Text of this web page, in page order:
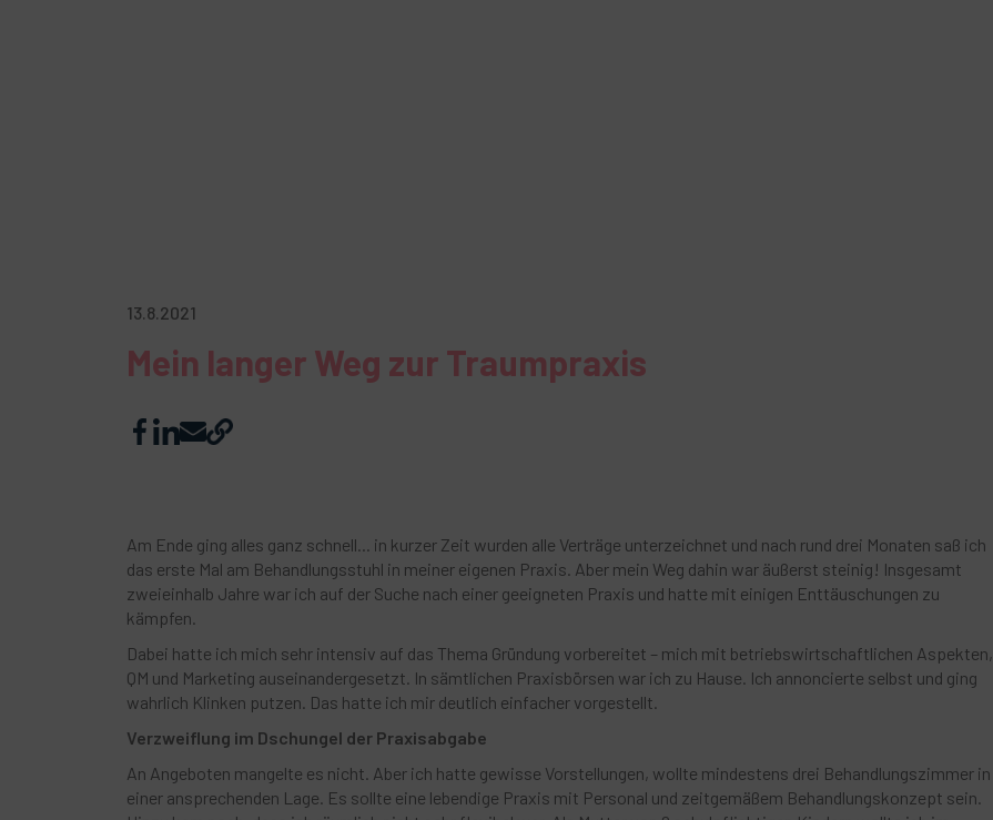
13.8.2021
Mein langer Weg zur Traumpraxis
Am Ende ging alles ganz schnell... in kurzer Zeit wurden alle Verträge unterzeichnet und nach rund drei Monaten saß ich
das erste Mal am Behandlungsstuhl in meiner eigenen Praxis. Aber mein Weg dahin war äußerst steinig! Insgesamt
zweieinhalb Jahre war ich auf der Suche nach einer geeigneten Praxis und hatte mit einigen Enttäuschungen zu
kämpfen.
Dabei hatte ich mich sehr intensiv auf das Thema Gründung vorbereitet – mich mit betriebswirtschaftlichen Aspekten,
QM und Marketing auseinandergesetzt. In sämtlichen Praxisbörsen war ich zu Hause. Ich annoncierte selbst und ging
wahrlich Klinken putzen. Das hatte ich mir deutlich einfacher vorgestellt.
Verzweiflung im Dschungel der Praxisabgabe
An Angeboten mangelte es nicht. Aber ich hatte gewisse Vorstellungen, wollte mindestens drei Behandlungszimmer in
einer ansprechenden Lage. Es sollte eine lebendige Praxis mit Personal und zeitgemäßem Behandlungskonzept sein.